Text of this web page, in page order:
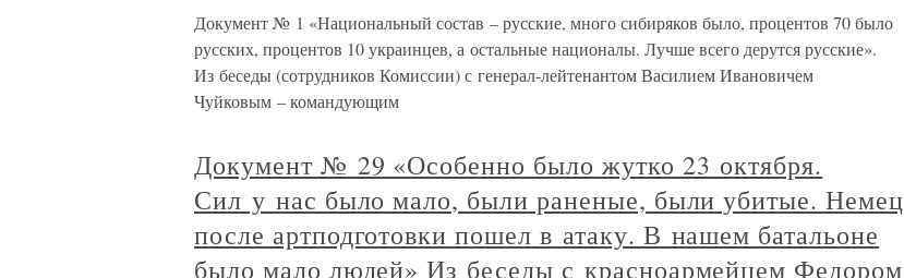
Документ № 1 «Национальный состав – русские, много сибиряков было, процентов 70 было
русских, процентов 10 украинцев, а остальные националы. Лучше всего дерутся русские».
Из беседы (сотрудников Комиссии) с генерал-лейтенантом Василием Ивановичем
Чуйковым – командующим
Документ № 29 «Особенно было жутко 23 октября.
Сил у нас было мало, были раненые, были убитые. Немец
после артподготовки пошел в атаку. В нашем батальоне
было мало людей» Из беседы с красноармейцем Федором